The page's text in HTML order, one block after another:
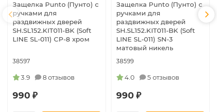
Защелка Punto (Пунто) с
ручками для
раздвижных дверей
SH.SL152.KIT011-BK (Soft
LINE SL-011) СP-8 хром
38597
3.9 8 отзывов
990 ₽
Защелка Punto (Пунто) с
ручками для
раздвижных дверей
SH.SL152.KIT011-BK (Soft
LINE SL-011) SN-3
матовый никель
38599
4.0 5 отзывов
990 ₽